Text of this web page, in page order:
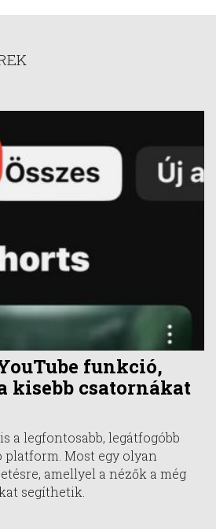
funkció,
kisebb csatornákat
a legfontosabb, legátfogóbb
platform. Most egy olyan
amellyel a nézők a még
segíthetik.